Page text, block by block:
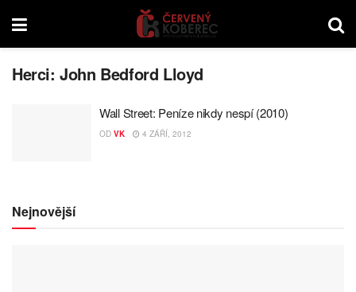
Herci:John Bedford Lloyd
Wall Street: Peníze nikdy nespí (2010)
OD VK 4 ZÁŘÍ, 2012
Nejnovější